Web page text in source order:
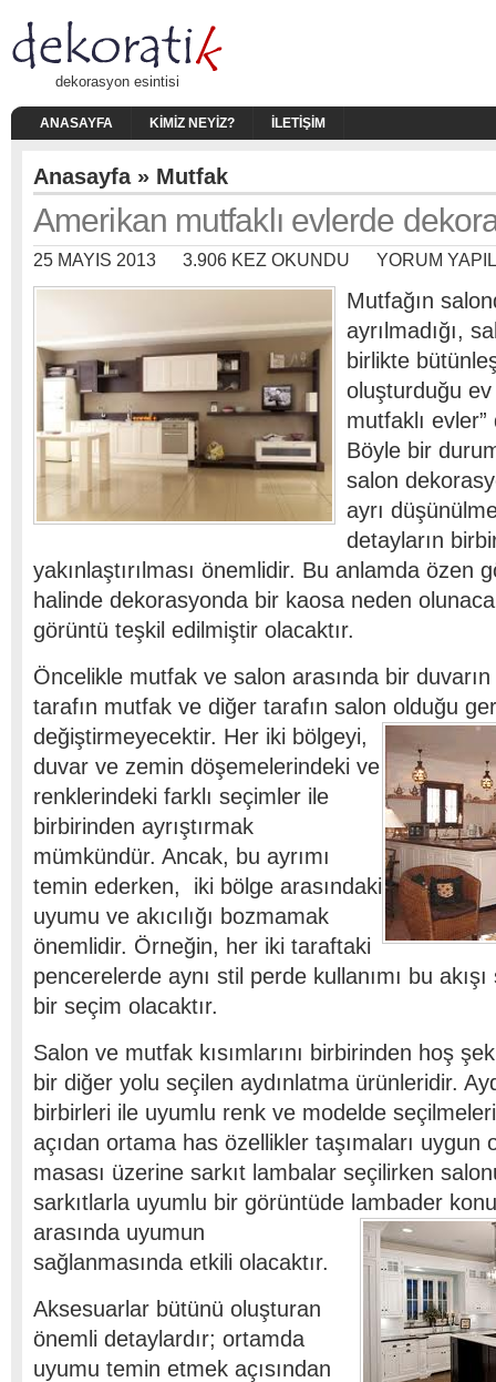
dekorasyon esintisi
ANASAYFA KIMIZ NEYIZ? İLETIŞIM
Anasayfa» Mutfak
Amerikan mutfaklı evlerde
25 MAYIS 2013 3.906 KEZ OKUNDU YORUM
Mutfağın
ayrılmadığı,
birlikte
oluşturduğu
mutfaklı
Böyle bir
salon
ayrı
detayların
yakınlaştırılması önemlidir. Bu anlamda özen
halinde dekorasyonda bir kaosa neden
görüntü teşkil edilmiştir olacaktır.
Öncelikle mutfak ve salon arasında bir
tarafın mutfak ve diğer tarafın salon olduğu
değiştirmeyecektir. Her iki bölgeyi,
duvar ve zemin döşemelerindeki ve
renklerindeki farklı seçimler ile
birbirinden ayrıştırmak
mümkündür. Ancak, bu ayrımı
temin ederken, iki bölge arasındaki
uyumu ve akıcılığı bozmamak
önemlidir. Örneğin, her iki taraftaki
pencerelerde aynı stil perde kullanımı bu
bir seçim olacaktır.
Salon ve mutfak kısımlarını birbirinden hoş
bir diğer yolu seçilen aydınlatma ürünleridir.
birbirleri ile uyumlu renk ve modelde
açıdan ortama has özellikler taşımaları uygun
masası üzerine sarkıt lambalar seçilirken
sarkıtlarla uyumlu bir görüntüde lambader
arasında uyumun
sağlanmasında etkili olacaktır.
Aksesuarlar bütünü oluşturan
önemli detaylardır; ortamda
uyumu temin etmek açısından